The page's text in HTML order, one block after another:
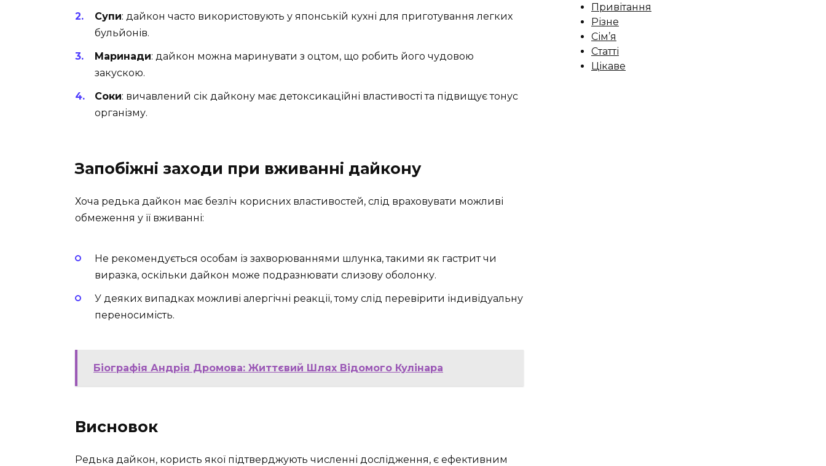
Супи: дайкон часто використовують у японській кухні для приготування легких
бульйонів.
Маринади: дайкон можна маринувати з оцтом, що робить його чудовою
закускою.
Соки: вичавлений сік дайкону має детоксикаційні властивості та підвищує тонус
організму.
Запобіжні заходи при вживанні дайкону
Хоча редька дайкон має безліч корисних властивостей, слід враховувати можливі
обмеження у її вживанні:
Не рекомендується особам із захворюваннями шлунка, такими як гастрит чи
виразка, оскільки дайкон може подразнювати слизову оболонку.
У деяких випадках можливі алергічні реакції, тому слід перевірити індивідуальну
переносимість.
Біографія Андрія Дромова: Життєвий Шлях Відомого Кулінара
Висновок
Редька дайкон, користь якої підтверджують численні дослідження, є ефективним
Привітання
Різне
Сім’я
Статті
Цікаве